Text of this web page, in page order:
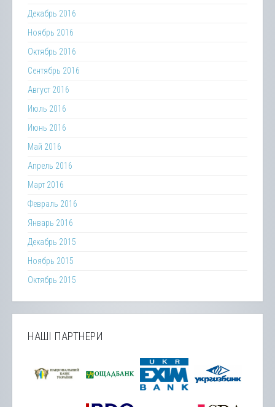
Декабрь 2016
Ноябрь 2016
Октябрь 2016
Сентябрь 2016
Август 2016
Июль 2016
Июнь 2016
Май 2016
Апрель 2016
Март 2016
Февраль 2016
Январь 2016
Декабрь 2015
Ноябрь 2015
Октябрь 2015
НАШІ ПАРТНЕРИ